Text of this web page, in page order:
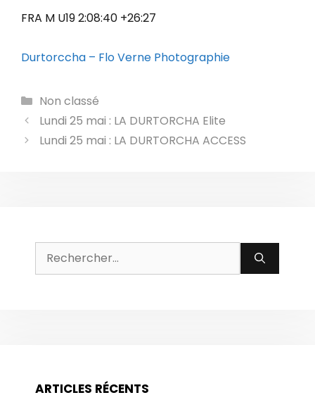
FRA M U19 2:08:40 +26:27
Durtorccha – Flo Verne Photographie
Catégories
Non classé
Lundi 25 mai : LA DURTORCHA Elite
Lundi 25 mai : LA DURTORCHA ACCESS
Rechercher :
ARTICLES RÉCENTS